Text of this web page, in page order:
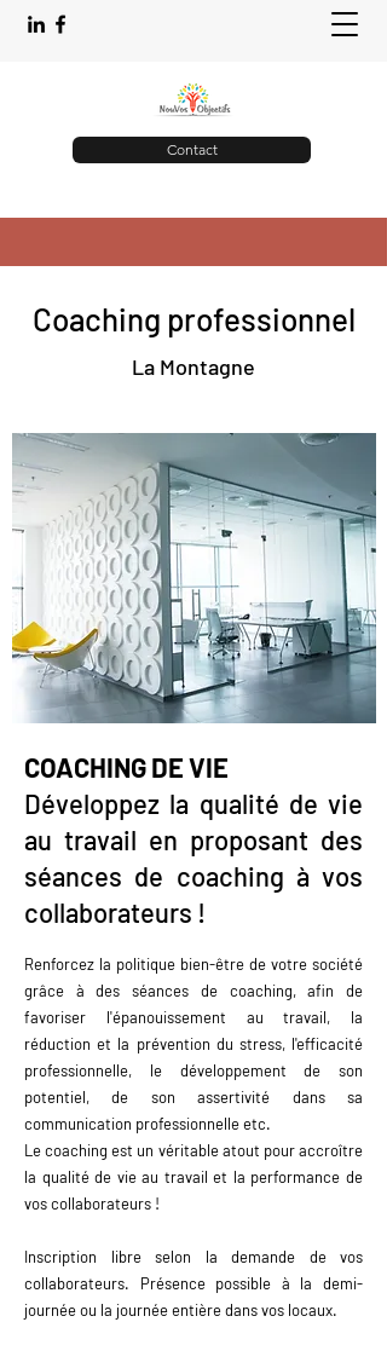
Contact
Coaching professionnel
La Montagne
COACHING DE VIE
Développez la qualité de vie
au travail en proposant des
séances de coaching à vos
collaborateurs !
Renforcez la politique bien-être de votre société
grâce à des séances de coaching, afin de
favoriser l'épanouissement au travail, la
réduction et la prévention du stress, l'efficacité
professionnelle, le développement de son
potentiel, de son assertivité dans sa
communication professionnelle etc.
Le coaching est un véritable atout pour accroître
la qualité de vie au travail et la performance de
vos collaborateurs !
Inscription libre selon la demande de vos
collaborateurs. Présence possible à la demi-
journée ou la journée entière dans vos locaux.